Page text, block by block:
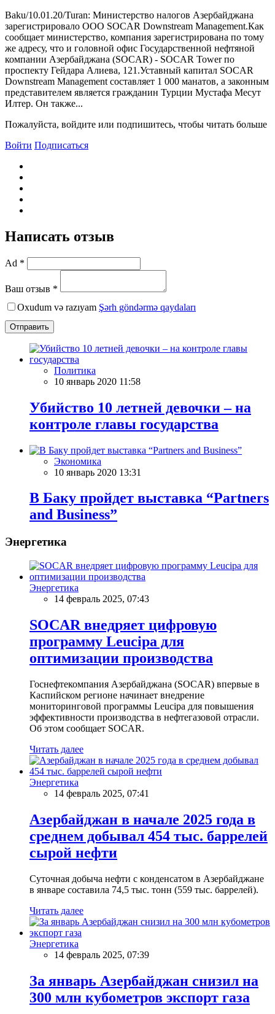
Baku/10.01.20/Turan: Министерство налогов Азербайджана
зарегистрировало ООО SOCAR Downstream Management.Как
сообщает министерство, компания зарегистрирована по тому
же адресу, что и головной офис Государственной нефтяной
компании Азербайджана (SOCAR) - SOCAR Tower по
проспекту Гейдара Алиева, 121.Уставный капитал SOCAR
Downstream Management составляет 1 000 манатов, а законным
представителем является гражданин Турции Мустафа Месут
Илтер. Он также...
Пожалуйста, войдите или подпишитесь, чтобы читать больше
Войти Подписаться
Написать отзыв
Ad *
Ваш отзыв *
Oxudum və razıyam Şərh göndərmə qaydaları
Отправить
Политика
10 январь 2020 11:58
Убийство 10 летней девочки – на
контроле главы государства
Экономика
10 январь 2020 13:31
В Баку пройдет выставка “Partners
and Business”
Энергетика
Энергетика
14 февраль 2025, 07:43
SOCAR внедряет цифровую
программу Leucipa для
оптимизации производства
Госнефтекомпания Азербайджана (SOCAR) впервые в
Каспийском регионе начинает внедрение
мониторинговой программы Leucipa для повышения
эффективности производства в нефтегазовой отрасли.
Об этом сообщает SOCAR.
Читать далее
Энергетика
14 февраль 2025, 07:41
Азербайджан в начале 2025 года в
среднем добывал 454 тыс. баррелей
сырой нефти
Суточная добыча нефти с конденсатом в Азербайджане
в январе составила 74,5 тыс. тонн (559 тыс. баррелей).
Читать далее
Энергетика
14 февраль 2025, 07:39
За январь Азербайджан снизил на
300 млн кубометров экспорт газа